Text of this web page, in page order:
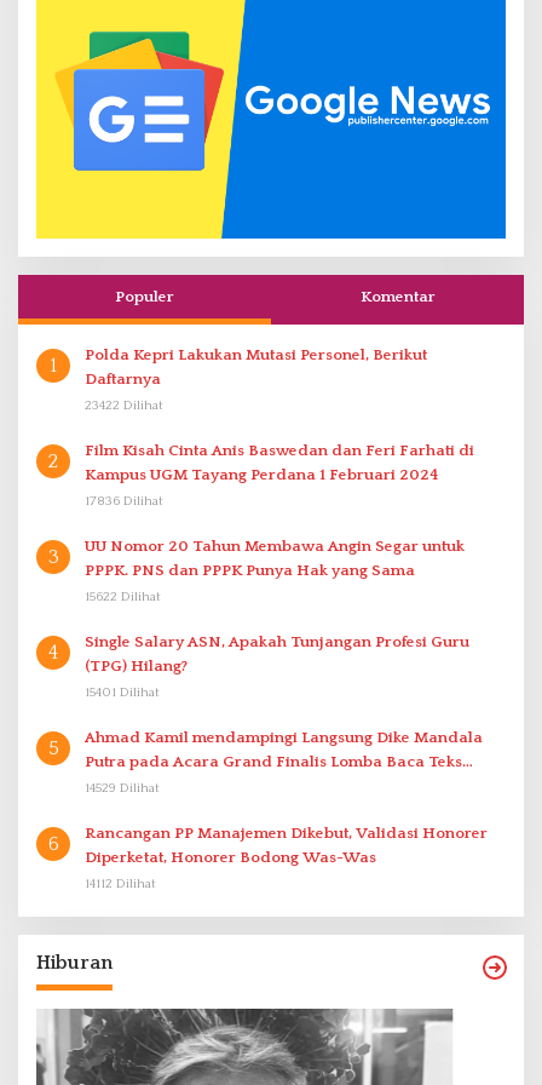
Populer Komentar
1
Polda Kepri Lakukan Mutasi Personel, Berikut
Daftarnya
23422 Dilihat
2
Film Kisah Cinta Anis Baswedan dan Feri Farhati di
Kampus UGM Tayang Perdana 1 Februari 2024
17836 Dilihat
3
UU Nomor 20 Tahun Membawa Angin Segar untuk
PPPK. PNS dan PPPK Punya Hak yang Sama
15622 Dilihat
4
Single Salary ASN, Apakah Tunjangan Profesi Guru
(TPG) Hilang?
15401 Dilihat
5
Ahmad Kamil mendampingi Langsung Dike Mandala
Putra pada Acara Grand Finalis Lomba Baca Teks
Proklamasi Mirip Bung Karno di Bali
14529 Dilihat
6
Rancangan PP Manajemen Dikebut, Validasi Honorer
Diperketat, Honorer Bodong Was-Was
14112 Dilihat
Hiburan